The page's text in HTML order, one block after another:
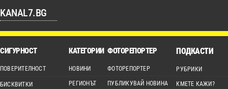
KANAL7.BG
СИГУРНОСТ
ПОВЕРИТЕЛНОСТ
БИСКВИТКИ
КАТЕГОРИИ
НОВИНИ
РЕГИОНЪТ
ФОТОРЕПОРТЕР
ФОТОРЕПОРТЕР
ПУБЛИКУВАЙ НОВИНА
ПОДКАСТИ
РУБРИКИ
КМЕТЕ КАЖИ?